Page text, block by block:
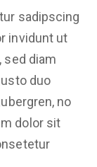
sadipscing
invidunt ut
sed diam
duo
no
dolor sit